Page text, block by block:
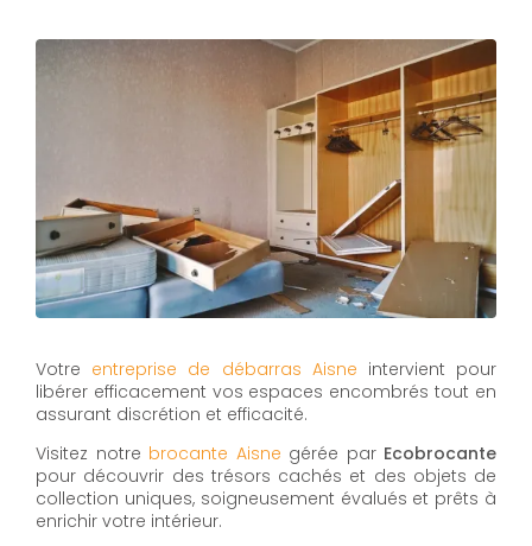
Votre entreprise de débarras Aisne intervient pour
libérer efficacement vos espaces encombrés tout en
assurant discrétion et efficacité.
Visitez notre brocante Aisne gérée par Ecobrocante
pour découvrir des trésors cachés et des objets de
collection uniques, soigneusement évalués et prêts à
enrichir votre intérieur.